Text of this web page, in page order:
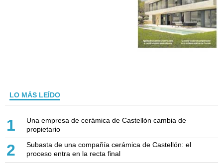
LO MÁS LEÍDO
1
Una empresa de cerámica de Castellón cambia de
propietario
2
Subasta de una compañía cerámica de Castellón: el
proceso entra en la recta final